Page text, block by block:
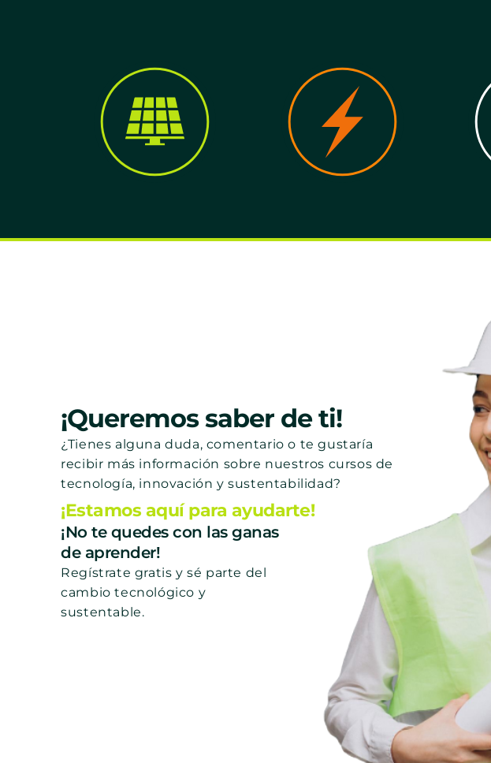
¡Queremos saber de ti!
¿Tienes alguna duda, comentario o te gustaría
recibir más información sobre nuestros cursos de
tecnología, innovación y sustentabilidad?
¡Estamos aquí para ayudarte!
¡No te quedes con las ganas
de aprender!
Regístrate gratis y sé parte del
cambio tecnológico y
sustentable.